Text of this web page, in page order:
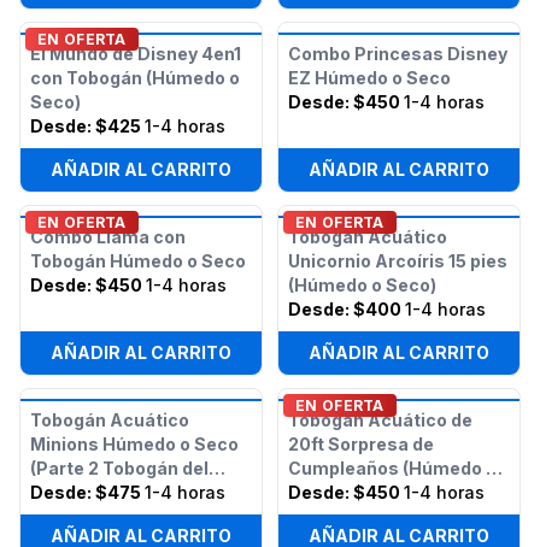
EN OFERTA
El Mundo de Disney 4en1
con Tobogán (Húmedo o
Seco)
Desde: $425 1-4 horas
AÑADIR AL CARRITO
Combo Princesas Disney
EZ Húmedo o Seco
Desde: $450 1-4 horas
AÑADIR AL CARRITO
EN OFERTA
Combo Llama con
Tobogán Húmedo o Seco
Desde: $450 1-4 horas
AÑADIR AL CARRITO
EN OFERTA
Tobogán Acuático
Unicornio Arcoíris 15 pies
(Húmedo o Seco)
Desde: $400 1-4 horas
AÑADIR AL CARRITO
Tobogán Acuático
Minions Húmedo o Seco
(Parte 2 Tobogán del
Curso de Obstáculos de
50 pies Minions)
Desde: $475 1-4 horas
AÑADIR AL CARRITO
EN OFERTA
Tobogán Acuático de
20ft Sorpresa de
Cumpleaños (Húmedo o
Seco)
Desde: $450 1-4 horas
AÑADIR AL CARRITO